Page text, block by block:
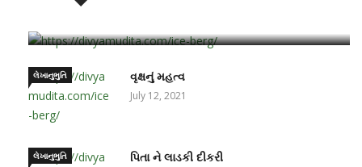
લેખાનુભુતિ વૃક્ષનું મહત્વ
July 12, 2021
લેખાનુભુતિ પિતા ને લાડકી દીકરી